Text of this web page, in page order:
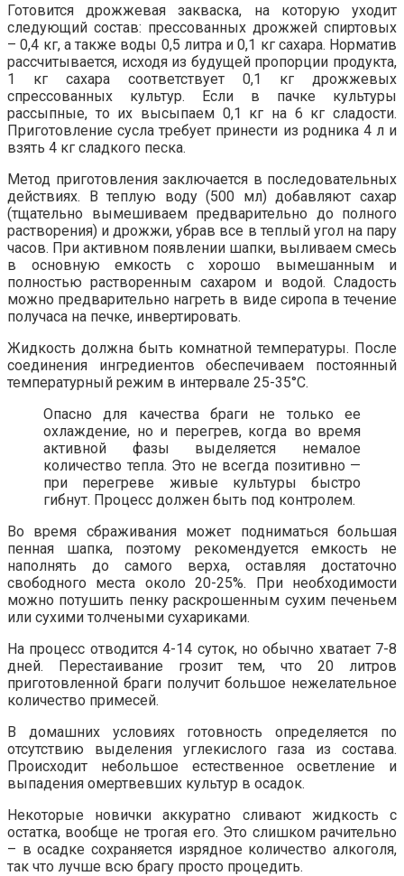
Готовится дрожжевая закваска, на которую уходит
следующий состав: прессованных дрожжей спиртовых
– 0,4 кг, а также воды 0,5 литра и 0,1 кг сахара. Норматив
рассчитывается, исходя из будущей пропорции продукта,
1 кг сахара соответствует 0,1 кг дрожжевых
спрессованных культур. Если в пачке культуры
рассыпные, то их высыпаем 0,1 кг на 6 кг сладости.
Приготовление сусла требует принести из родника 4 л и
взять 4 кг сладкого песка.
Метод приготовления заключается в последовательных
действиях. В теплую воду (500 мл) добавляют сахар
(тщательно вымешиваем предварительно до полного
растворения) и дрожжи, убрав все в теплый угол на пару
часов. При активном появлении шапки, выливаем смесь
в основную емкость с хорошо вымешанным и
полностью растворенным сахаром и водой. Сладость
можно предварительно нагреть в виде сиропа в течение
получаса на печке, инвертировать.
Жидкость должна быть комнатной температуры. После
соединения ингредиентов обеспечиваем постоянный
температурный режим в интервале 25-35°С.
Опасно для качества браги не только ее
охлаждение, но и перегрев, когда во время
активной фазы выделяется немалое
количество тепла. Это не всегда позитивно —
при перегреве живые культуры быстро
гибнут. Процесс должен быть под контролем.
Во время сбраживания может подниматься большая
пенная шапка, поэтому рекомендуется емкость не
наполнять до самого верха, оставляя достаточно
свободного места около 20-25%. При необходимости
можно потушить пенку раскрошенным сухим печеньем
или сухими толчеными сухариками.
На процесс отводится 4-14 суток, но обычно хватает 7-8
дней. Перестаивание грозит тем, что 20 литров
приготовленной браги получит большое нежелательное
количество примесей.
В домашних условиях готовность определяется по
отсутствию выделения углекислого газа из состава.
Происходит небольшое естественное осветление и
выпадения омертвевших культур в осадок.
Некоторые новички аккуратно сливают жидкость с
остатка, вообще не трогая его. Это слишком рачительно
– в осадке сохраняется изрядное количество алкоголя,
так что лучше всю брагу просто процедить.